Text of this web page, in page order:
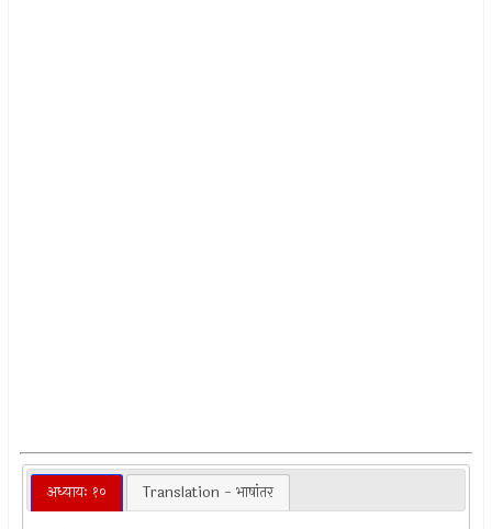
अध्यायः १० Translation - भाषांतर